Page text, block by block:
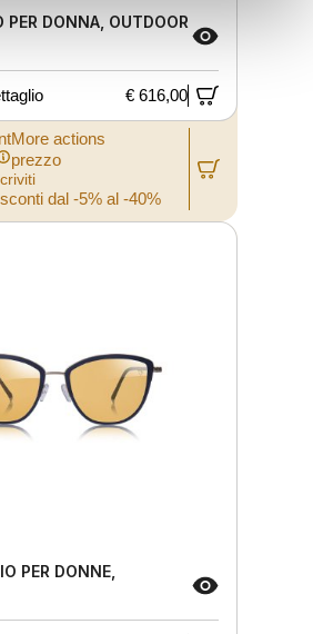
PER DONNA, OUTDOOR
€ 616,00
actions
prezzo
dal -5% al -40%
PER DONNE,